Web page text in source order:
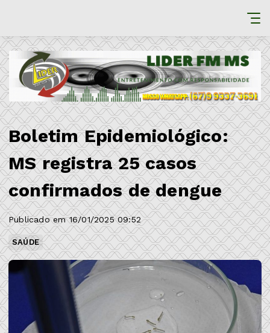
Boletim Epidemiológico:
MS registra 25 casos
confirmados de dengue
Publicado em 16/01/2025 09:52
SAÚDE